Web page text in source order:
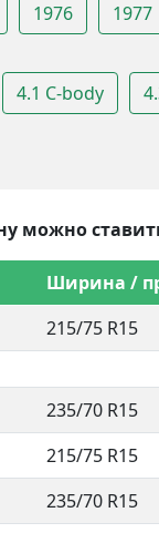
1976 1977
4.1 C-body
можно
Ширина /
215/75 R15
235/70 R15
215/75 R15
235/70 R15